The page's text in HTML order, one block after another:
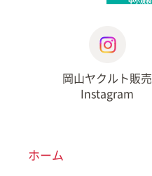
岡山ヤクルト販売
Instagram
ホーム